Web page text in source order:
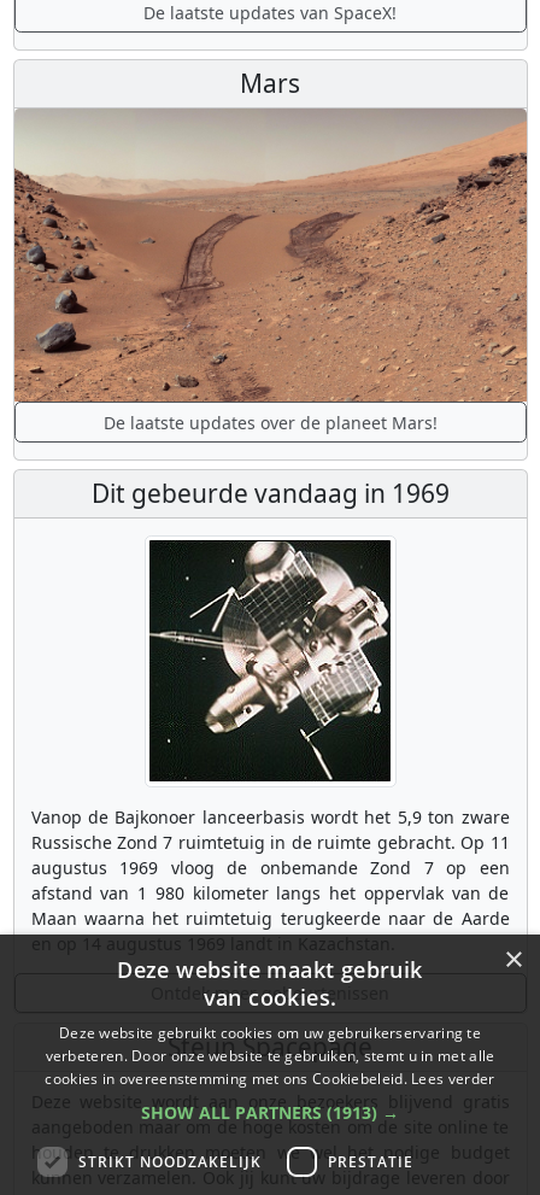
De laatste updates van SpaceX!
Mars
De laatste updates over de planeet Mars!
Dit gebeurde vandaag in 1969
Vanop de Bajkonoer lanceerbasis wordt het 5,9 ton zware
Russische Zond 7 ruimtetuig in de ruimte gebracht. Op 11
augustus 1969 vloog de onbemande Zond 7 op een
afstand van 1 980 kilometer langs het oppervlak van de
Maan waarna het ruimtetuig terugkeerde naar de Aarde
Ontdek meer gebeurtenissen
Steun Spacepage
Deze website wordt aan onze bezoekers blijvend gratis
aangeboden maar om de hoge kosten om de site online te
houden te drukken moeten we wel het nodige budget
kunnen verzamelen. Ook jij kunt uw bijdrage leveren door
×
Deze website maakt gebruik
van cookies.
Deze website gebruikt cookies om uw gebruikerservaring te
verbeteren. Door onze website te gebruiken, stemt u in met alle
cookies in overeenstemming met ons Cookiebeleid. Lees verder
SHOW ALL PARTNERS (1913) →
STRIKT NOODZAKELIJK PRESTATIE